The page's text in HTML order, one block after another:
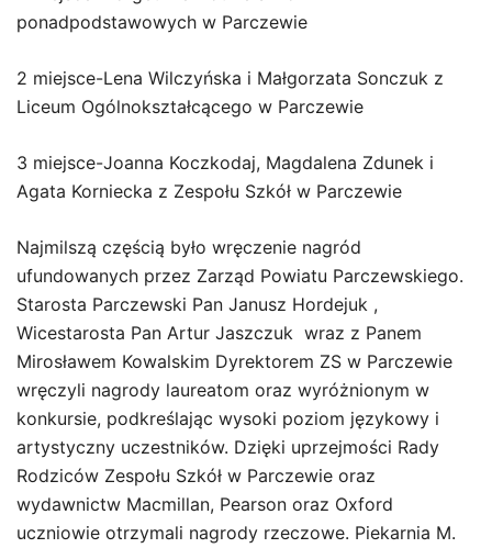
ponadpodstawowych w Parczewie
2 miejsce-Lena Wilczyńska i Małgorzata Sonczuk z
Liceum Ogólnokształcącego w Parczewie
3 miejsce-Joanna Koczkodaj, Magdalena Zdunek i
Agata Korniecka z Zespołu Szkół w Parczewie
Najmilszą częścią było wręczenie nagród
ufundowanych przez Zarząd Powiatu Parczewskiego.
Starosta Parczewski Pan Janusz Hordejuk ,
Wicestarosta Pan Artur Jaszczuk wraz z Panem
Mirosławem Kowalskim Dyrektorem ZS w Parczewie
wręczyli nagrody laureatom oraz wyróżnionym w
konkursie, podkreślając wysoki poziom językowy i
artystyczny uczestników. Dzięki uprzejmości Rady
Rodziców Zespołu Szkół w Parczewie oraz
wydawnictw Macmillan, Pearson oraz Oxford
uczniowie otrzymali nagrody rzeczowe. Piekarnia M.